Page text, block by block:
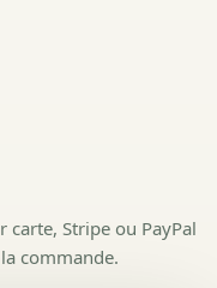
carte, Stripe ou PayPal
commande.